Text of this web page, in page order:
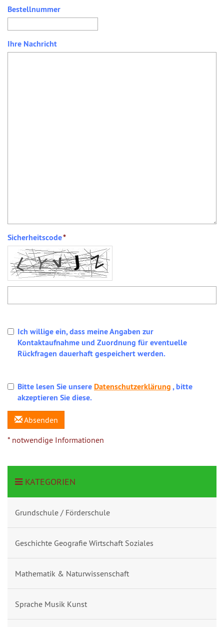
Bestellnummer
Ihre Nachricht
Sicherheitscode*
Ich willige ein, dass meine Angaben zur
Kontaktaufnahme und Zuordnung für eventuelle
Rückfragen dauerhaft gespeichert werden.
Bitte lesen Sie unsere Datenschutzerklärung, bitte
akzeptieren Sie diese.
Absenden
* notwendige Informationen
KATEGORIEN
Grundschule / Förderschule
Geschichte Geografie Wirtschaft Soziales
Mathematik & Naturwissenschaft
Sprache Musik Kunst